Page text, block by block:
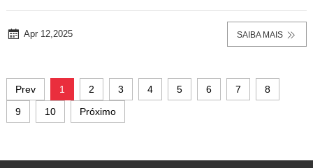
precisão e pela crescente demanda por soluções de
armazenamento de energia de alto desempenho. Abaixo e...
Apr 12,2025 SAIBA MAIS
Prev 1 2 3 4 5 6 7
8
9
10 Próximo